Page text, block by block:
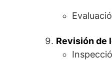
Revisión de